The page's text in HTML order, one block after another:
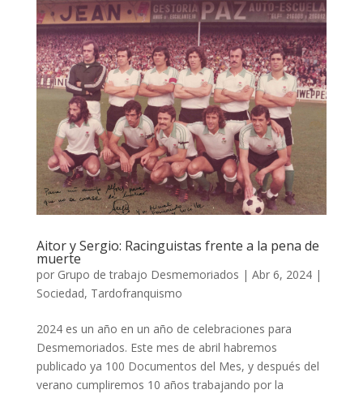
Aitor y Sergio: Racinguistas frente a la pena de
muerte
por Grupo de trabajo Desmemoriados | Abr 6, 2024|
Sociedad, Tardofranquismo
2024 es un año en un año de celebraciones para
Desmemoriados. Este mes de abril habremos
publicado ya 100 Documentos del Mes, y después del
verano cumpliremos 10 años trabajando por la